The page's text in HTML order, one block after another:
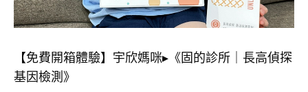
【免費開箱體驗】宇欣媽咪▸《固的診所｜長高偵探
基因檢測》